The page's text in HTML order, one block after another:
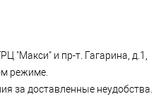
"Макси" и пр-т. Гагарина, д.1,
режиме.
за доставленные неудобства.